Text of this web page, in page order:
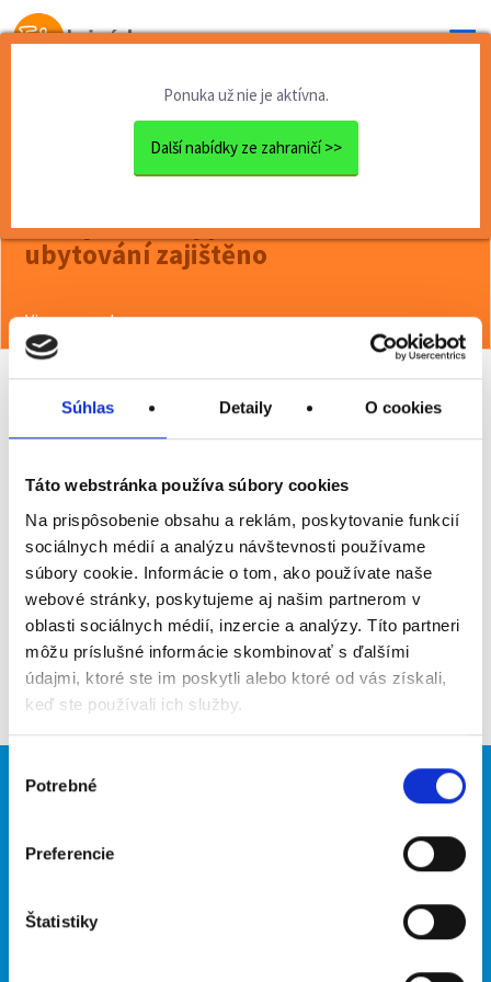
Súhlas Detaily O cookies
Táto webstránka používa súbory cookies
Na prispôsobenie obsahu a reklám, poskytovanie funkcií
sociálnych médií a analýzu návštevnosti používame
súbory cookie. Informácie o tom, ako používate naše
webové stránky, poskytujeme aj našim partnerom v
oblasti sociálnych médií, inzercie a analýzy. Títo partneri
môžu príslušné informácie skombinovať s ďalšími
údajmi, ktoré ste im poskytli alebo ktoré od vás získali,
keď ste používali ich služby.
súhlasu
Potrebné
Preferencie
Štatistiky
Ponuka už nie je aktívna.
Další nabídky ze zahraničí >>
Brigády zahraničie
Pokojská na Kypru - strava...
Pokojská na Kypru - strava a
ubytování zajištěno
Viac o ponuke >>
Poslať na email
Upozorniť na inzerát
Pridať do obľúbených
Späť
Brigádnici
Hľadané brigády
O portáli Naše ďalšie projekty